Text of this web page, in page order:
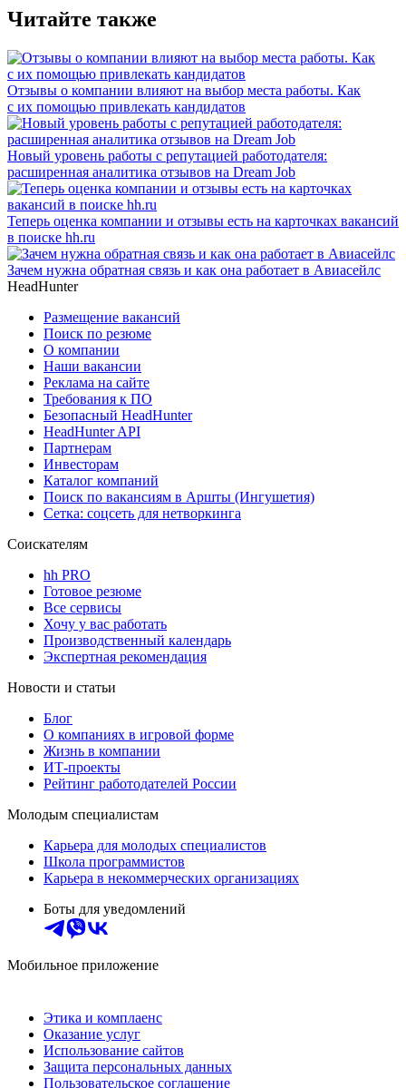
Читайте также
Отзывы о компании влияют на выбор места работы. Как
с их помощью привлекать кандидатов
Новый уровень работы с репутацией работодателя:
расширенная аналитика отзывов на Dream Job
Теперь оценка компании и отзывы есть на карточках вакансий
в поиске hh.ru
Зачем нужна обратная связь и как она работает в Авиасейлс
HeadHunter
Размещение вакансий
Поиск по резюме
О компании
Наши вакансии
Реклама на сайте
Требования к ПО
Безопасный HeadHunter
HeadHunter API
Партнерам
Инвесторам
Каталог компаний
Поиск по вакансиям в Аршты (Ингушетия)
Сетка: соцсеть для нетворкинга
Соискателям
hh PRO
Готовое резюме
Все сервисы
Хочу у вас работать
Производственный календарь
Экспертная рекомендация
Новости и статьи
Блог
О компаниях в игровой форме
Жизнь в компании
ИТ-проекты
Рейтинг работодателей России
Молодым специалистам
Карьера для молодых специалистов
Школа программистов
Карьера в некоммерческих организациях
Боты для уведомлений
Мобильное приложение
Этика и комплаенс
Оказание услуг
Использование сайтов
Защита персональных данных
Пользовательское соглашение